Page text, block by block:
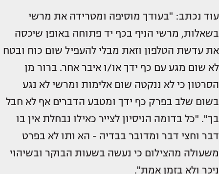
עוד נכתב: "בעודך מוסיפה ומטרידה את מרשי
בשאלות, מרשי הניף בכף יד פתוחה באופן שיכסה
את עדשת הטלפון וזאת מבלי להעפיל שום כוח ובטח
לא שום מגע עם כף ידך או/ו איבר אחר. ברור מן
הסרטון כי לא ננקטה שום אלימות ומרשי לא נגע
בשום שלב בפרק כף ידך ומטבע הדברים אף לא חבל
בך". "כל בדומה הניסיון לצייר כאילו נבחלת אין בו
דבר וחצי דבר ומדובר בבדיה - הא ותו לא בפרט
משעולה מהצילום כי נעשה בשעות הבוקר ובשיהוי
ניכר ולא בזמן אמת".